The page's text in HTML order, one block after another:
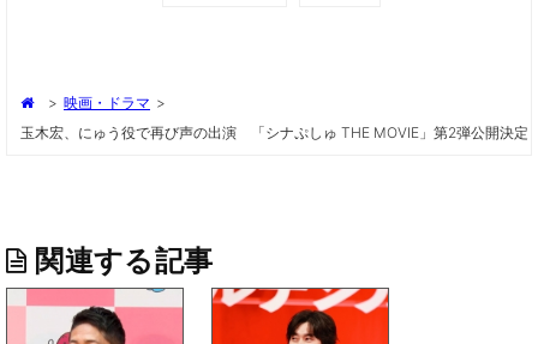
> 映画・ドラマ >
玉木宏、にゅう役で再び声の出演 「シナぷしゅ THE MOVIE」第2弾公開決定
関連する記事